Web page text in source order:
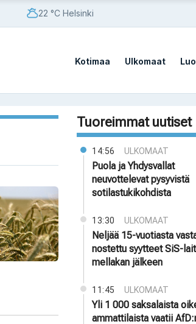
22 °C Helsinki
Kotimaa Ulkomaat
Tuoreimmat uutiset
14:56 ULKOMAAT
Puola ja Yhdysvallat
neuvottelevat pysyvistä
sotilastukikohdista
13:30 ULKOMAAT
Neljää 15-vuotiasta
nostettu syytteet SiS-
mellakan jälkeen
11:45 ULKOMAAT
Yli 1 000 saksalaista
ammattilaista vaatii